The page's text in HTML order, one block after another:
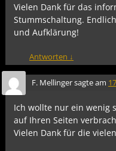
Vielen Dank für das
Stummschaltung.
und Aufklärung!
Antworten ↓
F. Mellingersagte am
Ich wollte nur ein wenig
auf Ihren Seiten
Vielen Dank für die